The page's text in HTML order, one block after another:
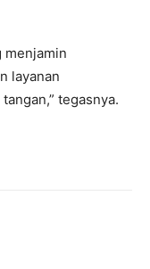
menjamin
layanan
tegasnya.